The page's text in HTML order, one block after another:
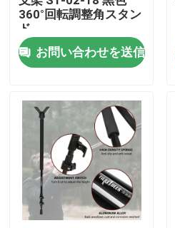
会社案内
お問い合わせ
見積依頼
狩猟のブランケット
360°回転調整角スタン
ド
お問い合わせを送信